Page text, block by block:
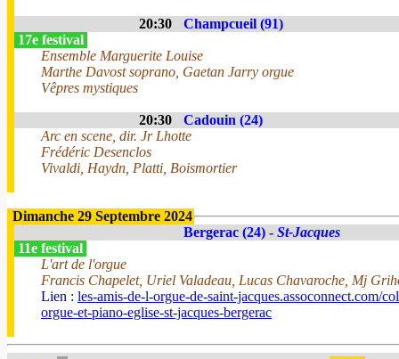
20:30
Champcueil (91)
17e festival
Ensemble Marguerite Louise
Marthe Davost soprano, Gaetan Jarry orgue
Vêpres mystiques
20:30
Cadouin (24)
Arc en scene, dir. Jr Lhotte
Frédéric Desenclos
Vivaldi, Haydn, Platti, Boismortier
Dimanche 29 Septembre 2024
Bergerac (24) - St-Jacques
11e festival
L'art de l'orgue
Francis Chapelet, Uriel Valadeau, Lucas Chavaroche, Mj
Lien : les-amis-de-l-orgue-de-saint-jacques.assoconnect.com/
orgue-et-piano-eglise-st-jacques-bergerac